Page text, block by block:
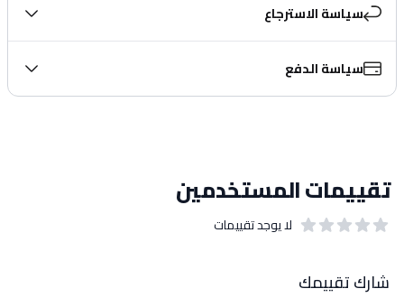
سياسة الاسترجاع
سياسة الدفع
تقييمات المستخدمين
لا يوجد تقييمات
شارك تقييمك